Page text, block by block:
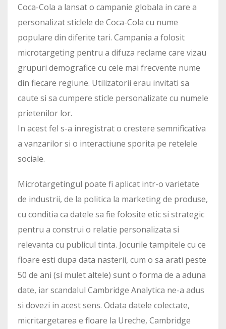
Coca-Cola a lansat o campanie globala in care a
personalizat sticlele de Coca-Cola cu nume
populare din diferite tari. Campania a folosit
microtargeting pentru a difuza reclame care vizau
grupuri demografice cu cele mai frecvente nume
din fiecare regiune. Utilizatorii erau invitati sa
caute si sa cumpere sticle personalizate cu numele
prietenilor lor.
In acest fel s-a inregistrat o crestere semnificativa
a vanzarilor si o interactiune sporita pe retelele
sociale.
Microtargetingul poate fi aplicat intr-o varietate
de industrii, de la politica la marketing de produse,
cu conditia ca datele sa fie folosite etic si strategic
pentru a construi o relatie personalizata si
relevanta cu publicul tinta. Jocurile tampitele cu ce
floare esti dupa data nasterii, cum o sa arati peste
50 de ani (si mulet altele) sunt o forma de a aduna
date, iar scandalul Cambridge Analytica ne-a adus
si dovezi in acest sens. Odata datele colectate,
micritargetarea e floare la Ureche, Cambridge